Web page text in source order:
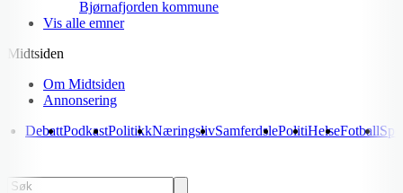
Bjørnafjorden kommune
Vis alle emner
Midtsiden
Om Midtsiden
Annonsering
DebattPodkastPolitikkNæringslivSamferdslePolitiHelseFotball